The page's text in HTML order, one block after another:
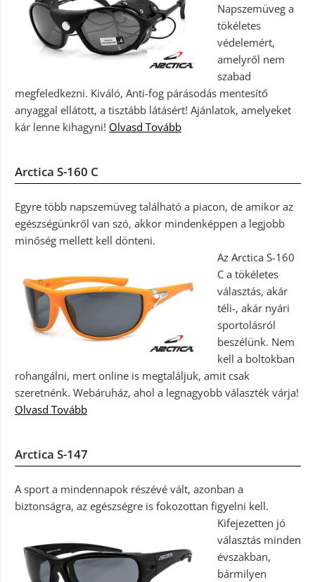
Napszemüveg a
tökéletes
védelemért,
amelyről nem
szabad
megfeledkezni. Kiváló, Anti-fog párásodás mentesítő
anyaggal ellátott, a tisztább látásért! Ajánlatok, amelyeket
kár lenne kihagyni! Olvasd Tovább
Arctica S-160 C
Egyre több napszemüveg található a piacon, de amikor az
egészségünkről van szó, akkor mindenképpen a legjobb
minőség mellett kell dönteni.
Az Arctica S-160
C a tökéletes
választás, akár
téli-, akár nyári
sportolásról
beszélünk. Nem
kell a boltokban
rohangálni, mert online is megtaláljuk, amit csak
szeretnénk. Webáruház, ahol a legnagyobb választék várja!
Olvasd Tovább
Arctica S-147
A sport a mindennapok részévé vált, azonban a
biztonságra, az egészségre is fokozottan figyelni kell.
Kifejezetten jó
választás minden
évszakban,
bármilyen